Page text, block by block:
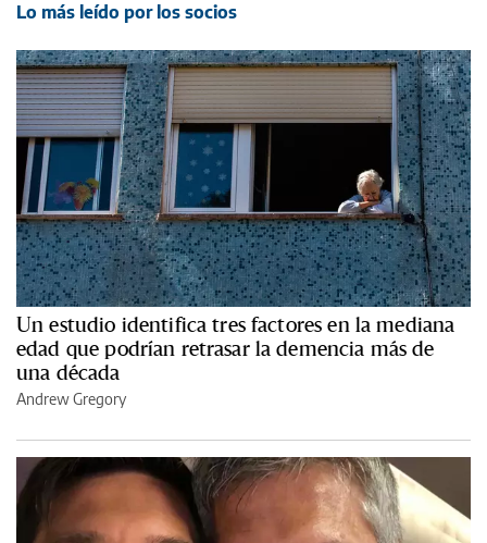
Lo más leído por los socios
Un estudio identifica tres factores en la mediana
edad que podrían retrasar la demencia más de
una década
Andrew Gregory